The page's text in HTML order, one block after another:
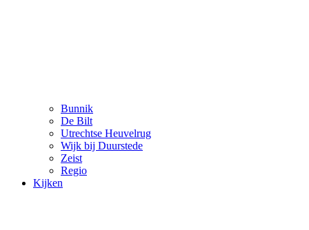
Bunnik
De Bilt
Utrechtse Heuvelrug
Wijk bij Duurstede
Zeist
Regio
Kijken